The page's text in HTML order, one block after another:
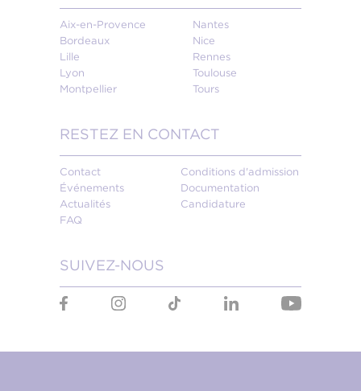
Aix-en-Provence
Bordeaux
Lille
Lyon
Montpellier
Nantes
Nice
Rennes
Toulouse
Tours
RESTEZ EN CONTACT
Contact
Événements
Actualités
FAQ
Conditions d'admission
Documentation
Candidature
SUIVEZ-NOUS